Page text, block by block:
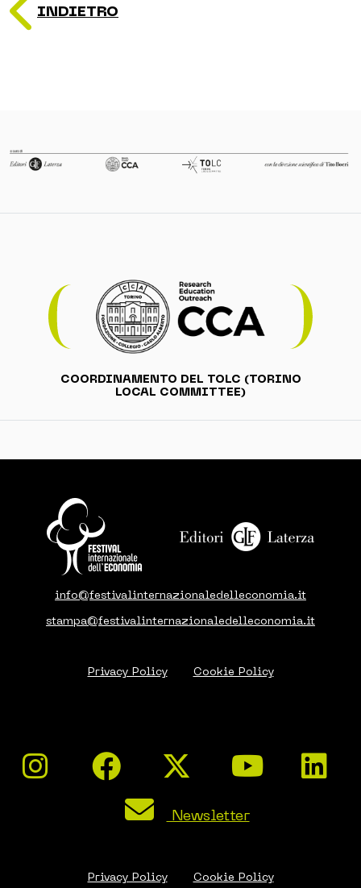
INDIETRO
COORDINAMENTO DEL TOLC (TORINO
LOCAL COMMITTEE)
info@festivalinternazionaledelleconomia.it
stampa@festivalinternazionaledelleconomia.it
Privacy Policy Cookie Policy
Newsletter
Privacy Policy Cookie Policy